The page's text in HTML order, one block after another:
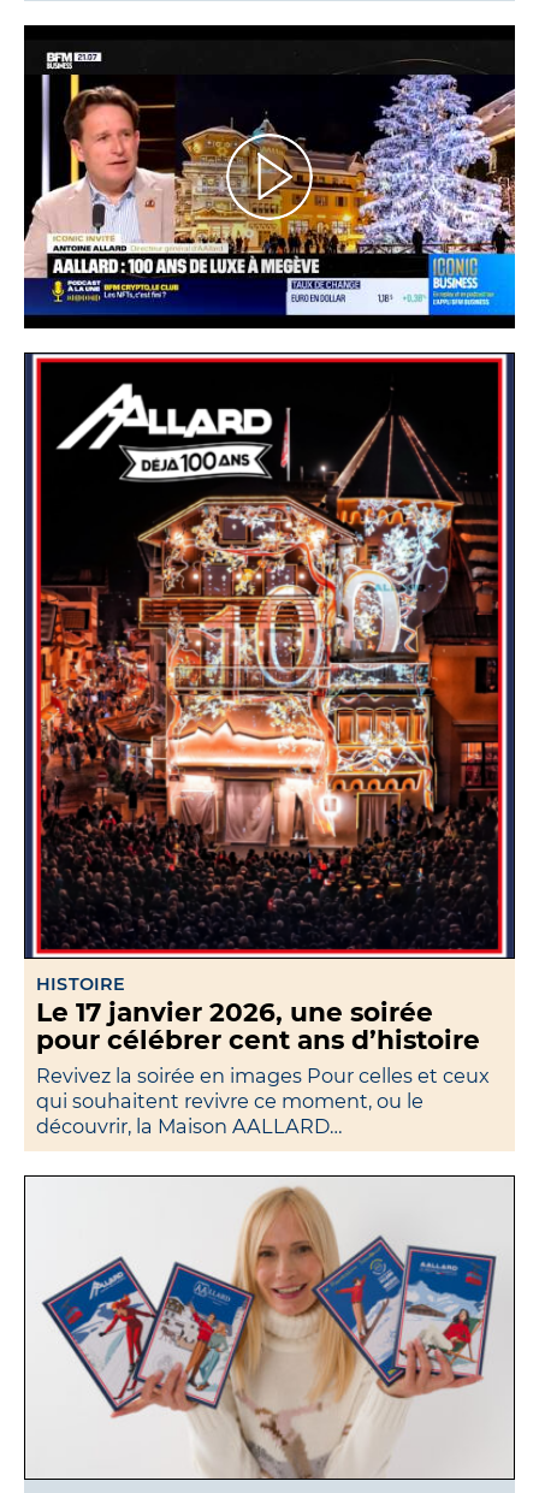
HISTOIRE
Le 17 janvier 2026, une soirée
pour célébrer cent ans d’histoire
Revivez la soirée en images Pour celles et ceux
qui souhaitent revivre ce moment, ou le
découvrir, la Maison AALLARD…